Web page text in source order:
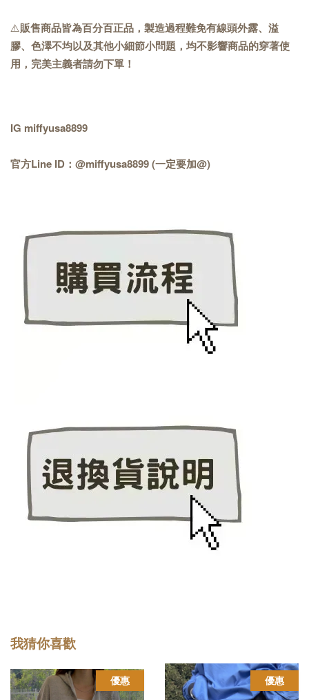
⚠️販售商品皆為百分百正品，製造過程難免有線頭外露、溢
膠、色澤不均以及其他小細節小問題，均不影響商品的穿著使
用，完美主義者請勿下單！
IG miffyusa8899
官方Line ID：@miffyusa8899 (一定要加@)
我猜你喜歡
優惠 優惠